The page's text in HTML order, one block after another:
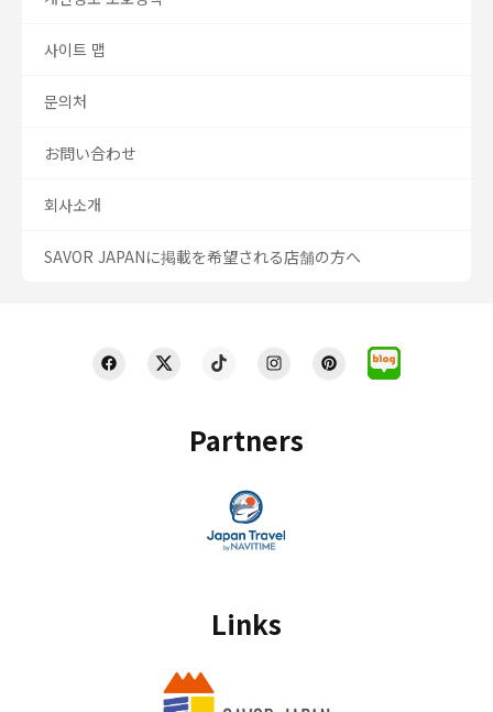
Partners
Links
사이트 맵
문의처
お問い合わせ
회사소개
SAVOR JAPANに掲載を希望される店舗の方へ